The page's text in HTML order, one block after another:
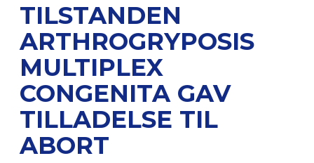
TILSTANDEN
ARTHROGRYPOSIS
MULTIPLEX
CONGENITA GAV
TILLADELSE TIL
ABORT